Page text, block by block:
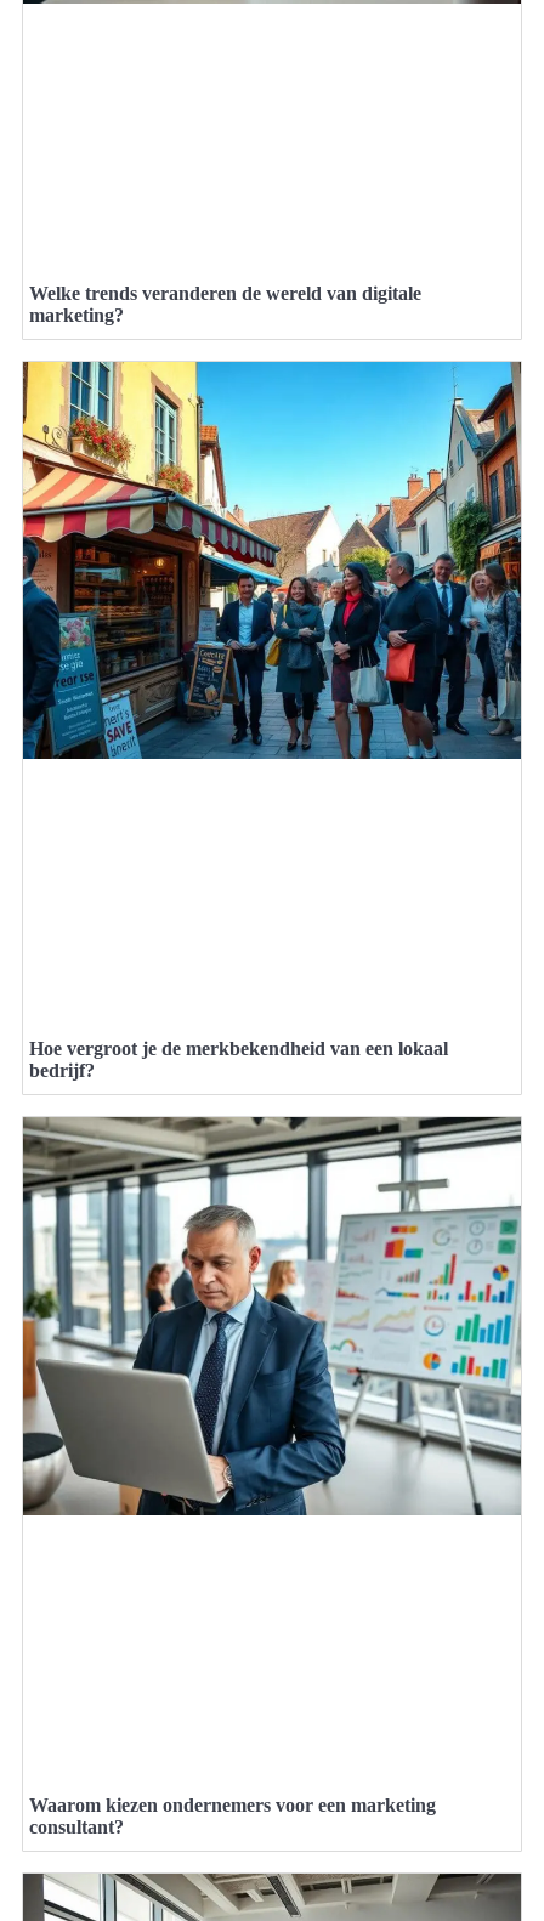
Welke trends veranderen de wereld van digitale
marketing?
Hoe vergroot je de merkbekendheid van een lokaal
bedrijf?
Waarom kiezen ondernemers voor een marketing
consultant?